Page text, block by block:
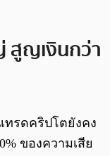
สูญเงินกว่า
ทรดคริปโตยังคง
ของความเสีย